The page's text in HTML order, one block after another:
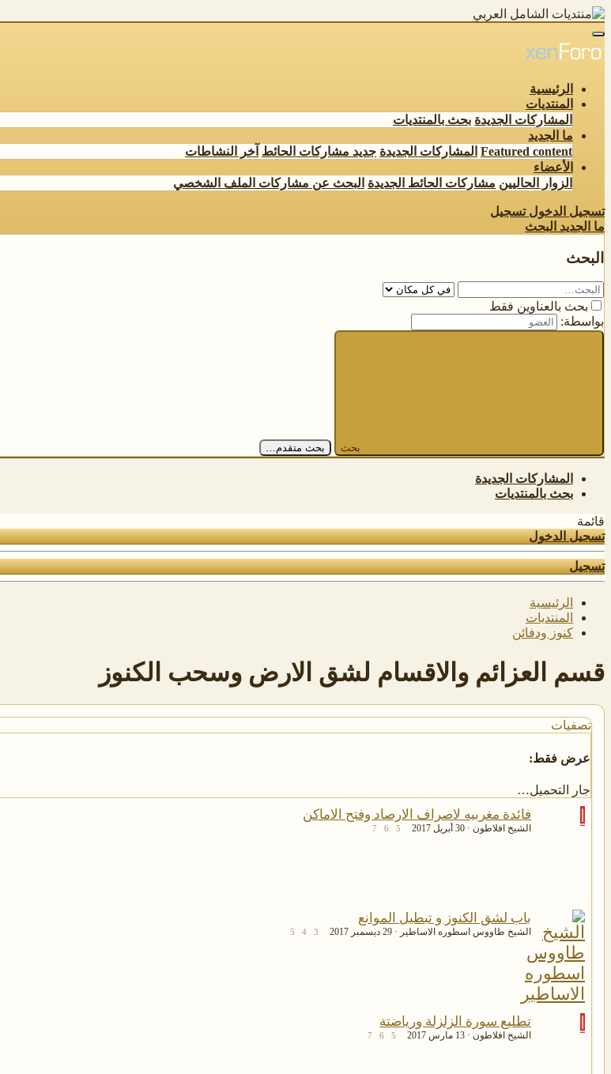
الرئيسية
المنتديات
المشاركات الجديدة بحث بالمنتديات
ما الجديد
Featured content المشاركات الجديدة جديد مشاركات الحائط آخر النشاطات
الأعضاء
الزوار الحاليين مشاركات الحائط الجديدة البحث عن مشاركات الملف الشخصي
تسجيل الدخول تسجيل
ما الجديد البحث
البحث
بحث بالعناوين فقط
بواسطة:
بحث بحث متقدم…
المشاركات الجديدة
بحث بالمنتديات
قائمة
تسجيل الدخول
تسجيل
الرئيسية
المنتديات
كنوز ودفائن
قسم العزائم والاقسام لشق الارض وسحب الكنوز
تصفيات
عرض فقط:
جار التحميل…
ا فائدة مغربيه لاصراف الارصاد وفتح الاماكن
الشيخ افلاطون 30 أبريل 2017 5
6
7
باب لشق الكنوز و تبطيل الموانع
الشيخ طاووس اسطوره الاساطير 29 ديسمبر 2017 3
4
5
ا تطليع سورة الزلزلة ورياضتة
الشيخ افلاطون 13 مارس 2017 5
6
7